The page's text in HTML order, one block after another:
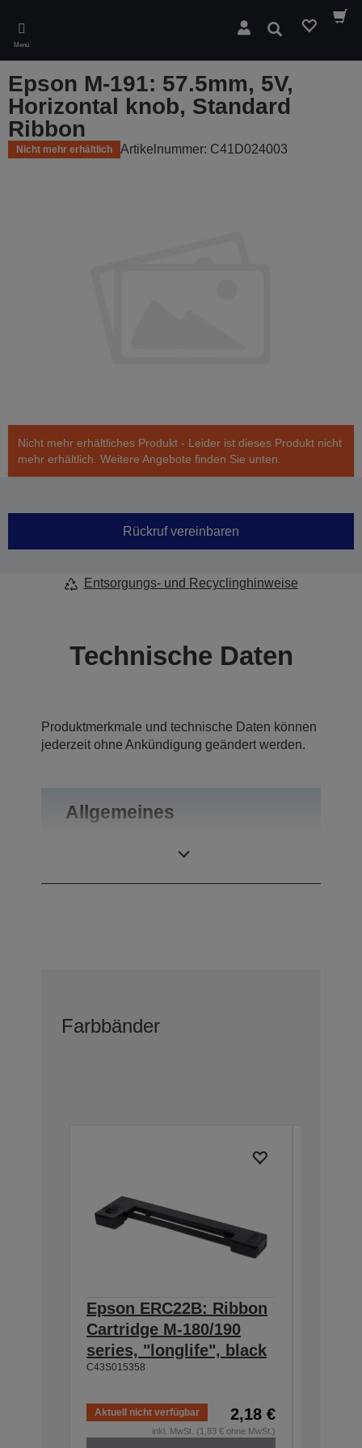
main
content
Menü
Suchen
Epson M-191: 57.5mm, 5V,
Horizontal knob, Standard
Ribbon
Nicht mehr erhältlich Artikelnummer: C41D024003
Nicht mehr erhältliches Produkt - Leider ist dieses Produkt nicht
mehr erhältlich. Weitere Angebote finden Sie unten.
Rückruf vereinbaren
Entsorgungs- und Recyclinghinweise
Technische Daten
Produktmerkmale und technische Daten können
jederzeit ohne Ankündigung geändert werden.
Allgemeines
Farbbänder
Epson ERC22B: Ribbon
Cartridge M-180/190
series, "longlife", black
C43S015358
Aktuell nicht verfügbar 2,18 €
inkl. MwSt. (1,83 € ohne MwSt.)